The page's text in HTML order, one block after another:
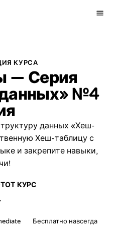
КУРСА
— Серия
№4
данных «Хеш-
Хеш-таблицу с
и закрепите навыки,
КУРС
Бесплатно навсегда